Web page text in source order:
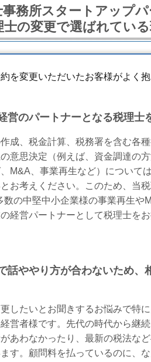
事務所スタートアップ
士の変更で選ばれてい
を変更いただいたお客様がよく抱
営のパートナーとなる税理士
成、税金計算、税務署を含む各
意思決定（例えば、資金調達の
M&A、事業再生など）について
お考えください。このため、当
の中堅中小企業様の事業再生や
経営パートナーとして税理士を
話ややり方が合わないため、
したいとお聞きするお悩みで特
営者様です。先代の時代から継
あわなかったり、最新の税法な
す。 顧問料を払っているのに、